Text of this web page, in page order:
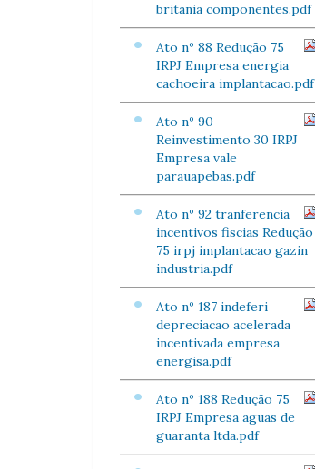
britania componentes.pdf
Ato nº 88 Redução 75
IRPJ Empresa energia
cachoeira implantacao.pdf
Ato nº 90
Reinvestimento 30 IRPJ
Empresa vale
parauapebas.pdf
Ato nº 92 tranferencia
incentivos fiscias Redução
75 irpj implantacao gazin
industria.pdf
Ato nº 187 indeferi
depreciacao acelerada
incentivada empresa
energisa.pdf
Ato nº 188 Redução 75
IRPJ Empresa aguas de
guaranta ltda.pdf